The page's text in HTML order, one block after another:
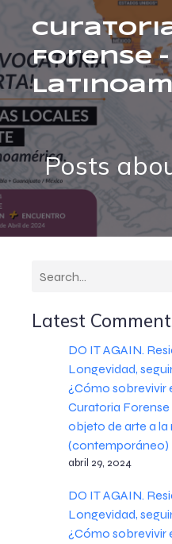
Forense –
Posts
Latest
DO IT AGAIN.
Longevidad,
¿Cómo sobrevivir
Curatoria
objeto de arte a la
(contemporáneo)
abril 29, 2024
DO IT AGAIN.
Longevidad,
¿Cómo sobrevivir